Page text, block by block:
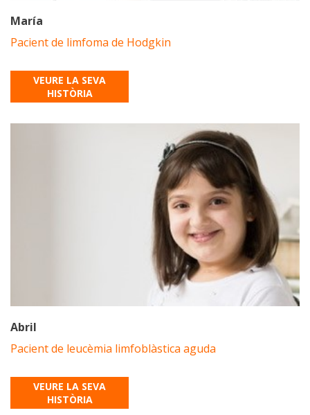
María
Pacient de limfoma de Hodgkin
VEURE LA SEVA
HISTÒRIA
Abril
Pacient de leucèmia limfoblàstica aguda
VEURE LA SEVA
HISTÒRIA